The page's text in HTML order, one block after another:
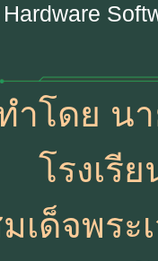
Hardware
ำโดย น
โรงเ
เด็จพระ